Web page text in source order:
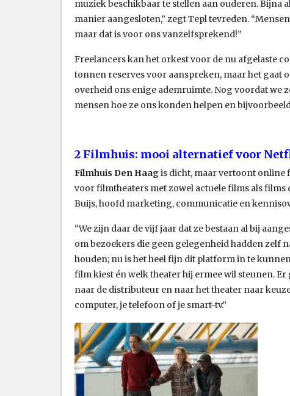
muziek beschikbaar te stellen aan ouderen. Bijna
manier aangesloten,” zegt Tepl tevreden.
maar dat is voor ons vanzelfsprekend!”
Freelancers kan het orkest voor de nu afgelaste
tonnen reserves voor aanspreken, maar het gaat
overheid ons enige ademruimte. Nog voordat we
mensen hoe ze ons konden helpen en
2 Filmhuis: mooi alternatief voor
Filmhuis Den Haagis dicht, maar vertoont online
voor filmtheaters met zowel actuele films als films
Buijs, hoofd marketing, communicatie en
“We zijn daar de vijf jaar dat ze bestaan al bij
om bezoekers die geen gelegenheid hadden zelf
houden; nu is het heel fijn dit platform in te
film kiest én welk theater hij ermee wil steunen.
naar de distributeur en naar het theater naar
computer, je telefoon of je smart-tv.”